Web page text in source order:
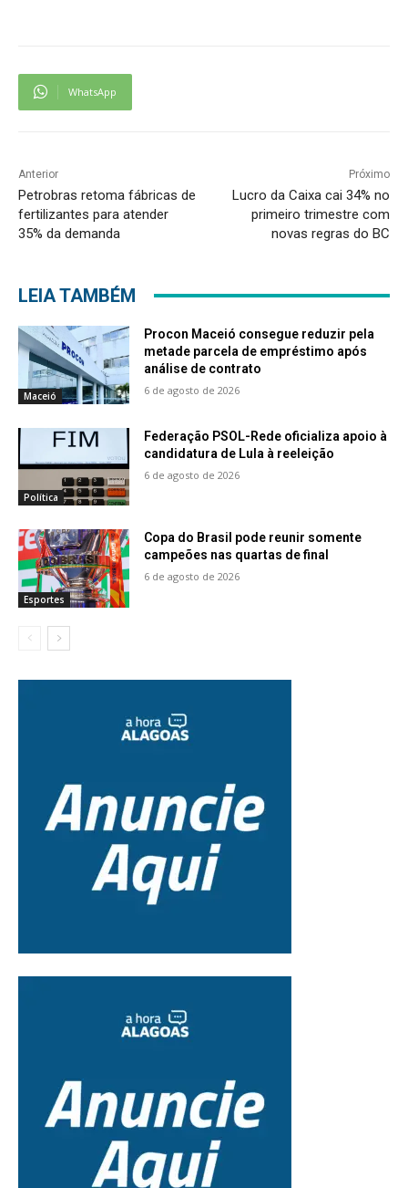
WhatsApp
Anterior
Petrobras retoma fábricas de
fertilizantes para atender
35% da demanda
Próximo
Lucro da Caixa cai 34% no
primeiro trimestre com
novas regras do BC
LEIA TAMBÉM
Maceió
Procon Maceió consegue reduzir pela
metade parcela de empréstimo após
análise de contrato
6 de agosto de 2026
Política
Federação PSOL-Rede oficializa apoio à
candidatura de Lula à reeleição
6 de agosto de 2026
Esportes
Copa do Brasil pode reunir somente
campeões nas quartas de final
6 de agosto de 2026